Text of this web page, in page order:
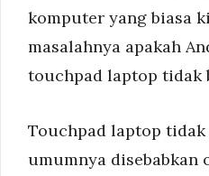
komputer yang biasa
masalahnya apakah
touchpad laptop tidak
Touchpad laptop
umumnya disebabkan